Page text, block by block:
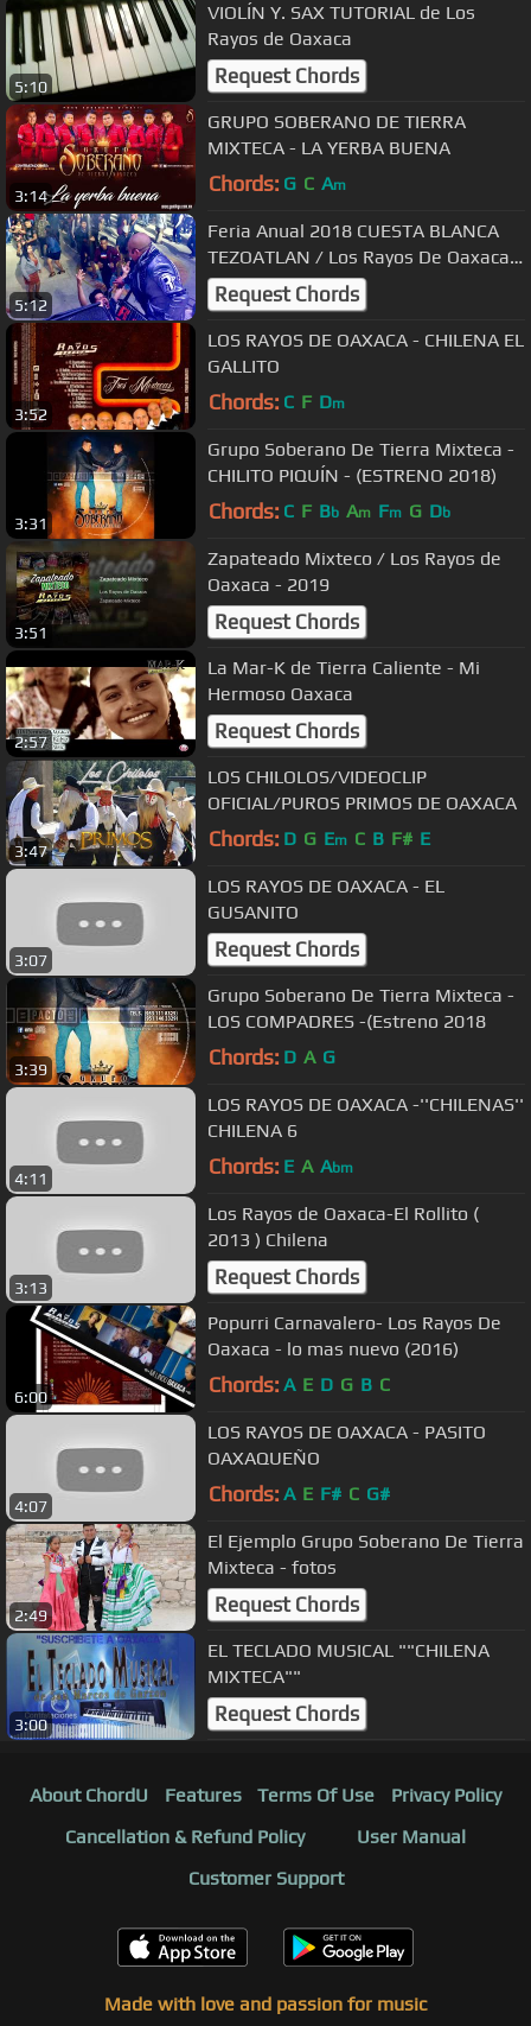
5:10
VIOLÍN Y. SAX TUTORIAL de Los
Rayos de Oaxaca
Request Chords
3:14
GRUPO SOBERANO DE TIERRA
MIXTECA - LA YERBA BUENA
Chords: G C Am
5:12
Feria Anual 2018 CUESTA BLANCA
TEZOATLAN / Los Rayos De Oaxaca
HD
Request Chords
3:52
LOS RAYOS DE OAXACA - CHILENA EL
GALLITO
Chords: C F Dm
3:31
Grupo Soberano De Tierra Mixteca -
CHILITO PIQUÍN - (ESTRENO 2018)
Chords: C F Bb Am Fm G Db
3:51
Zapateado Mixteco / Los Rayos de
Oaxaca - 2019
Request Chords
2:57
La Mar-K de Tierra Caliente - Mi
Hermoso Oaxaca
Request Chords
3:47
LOS CHILOLOS/VIDEOCLIP
OFICIAL/PUROS PRIMOS DE OAXACA
Chords: D G Em C B F# E
3:07
LOS RAYOS DE OAXACA - EL
GUSANITO
Request Chords
3:39
Grupo Soberano De Tierra Mixteca -
LOS COMPADRES -(Estreno 2018
Chords: D A G
4:11
LOS RAYOS DE OAXACA -''CHILENAS''
CHILENA 6
Chords: E A Abm
3:13
Los Rayos de Oaxaca-El Rollito (
2013 ) Chilena
Request Chords
6:00
Popurri Carnavalero- Los Rayos De
Oaxaca - lo mas nuevo (2016)
Chords: A E D G B C
4:07
LOS RAYOS DE OAXACA - PASITO
OAXAQUEÑO
Chords: A E F# C G#
2:49
El Ejemplo Grupo Soberano De Tierra
Mixteca - fotos
Request Chords
3:00
EL TECLADO MUSICAL ""CHILENA
MIXTECA""
Request Chords
About ChordU Features Terms Of Use
Privacy Policy
Cancellation & Refund Policy
User Manual
Customer Support
Made with love and passion for music